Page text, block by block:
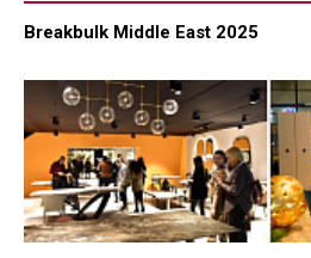
Breakbulk Middle East 2025